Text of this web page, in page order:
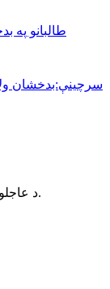
طالبانو په
سرچینې:بدخشان
د عاجلو خبرونو، کلیپونو او تازه معلوماتو رسمي چینلونه.